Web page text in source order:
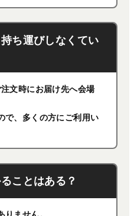
ち運びしなくてい
文時にお届け先へ会場
で、多くの方にご利用い
ことはある？